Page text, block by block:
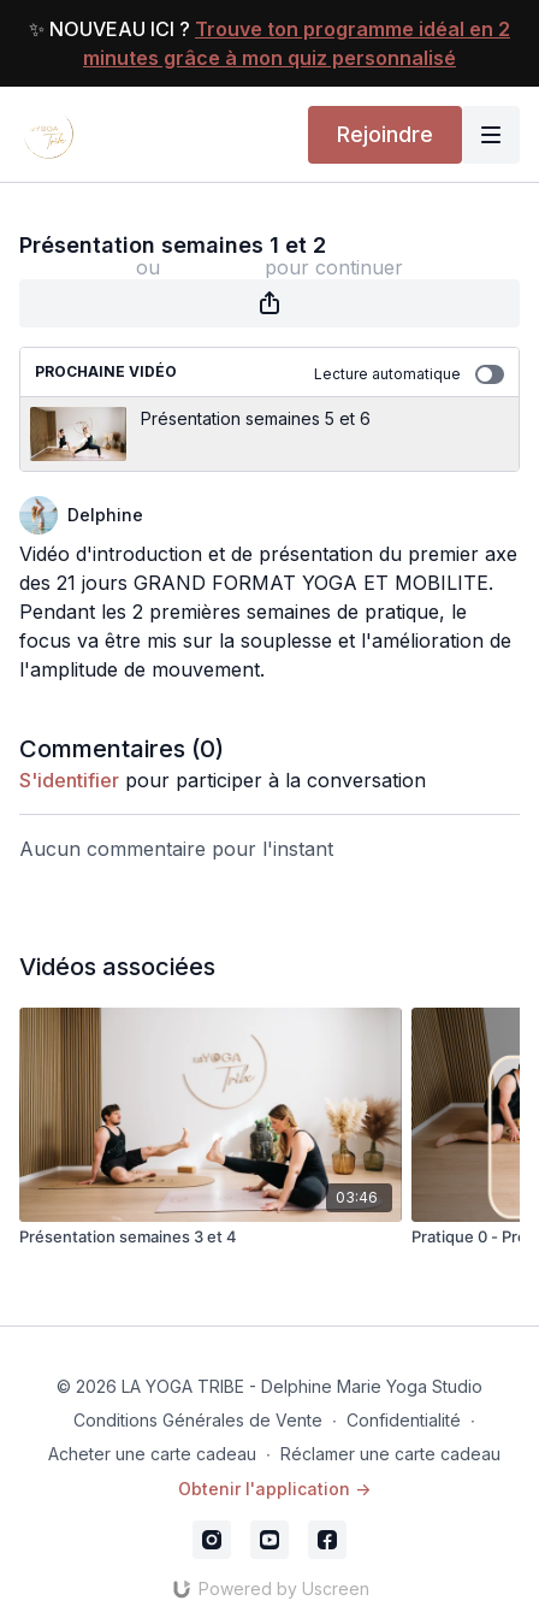
✨ NOUVEAU ICI ? Trouve ton programme idéal en 2
minutes grâce à mon quiz personnalisé
Rejoindre
ou pour continuer
Présentation semaines 1 et 2
PROCHAINE VIDÉO Lecture automatique
Présentation semaines 5 et 6
Delphine
Vidéo d'introduction et de présentation du premier axe
des 21 jours GRAND FORMAT YOGA ET MOBILITE.
Pendant les 2 premières semaines de pratique, le
focus va être mis sur la souplesse et l'amélioration de
l'amplitude de mouvement.
Commentaires (0)
S'identifier pour participer à la conversation
Aucun commentaire pour l'instant
Vidéos associées
03:46
Présentation semaines 3 et 4 Pratique 0 -
© 2026 LA YOGA TRIBE - Delphine Marie Yoga Studio
Conditions Générales de Vente ∙ Confidentialité ∙
Acheter une carte cadeau ∙ Réclamer une carte cadeau
Obtenir l'application ->
Powered by Uscreen